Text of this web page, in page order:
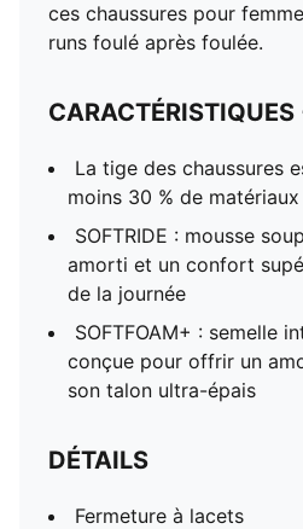
ces chaussures pour
runs foulé après foulée.
La tige des chaussures
moins 30 % de
SOFTRIDE : mousse
amorti et un confort
de la journée
SOFTFOAM+ : semelle
conçue pour offrir un
son talon ultra-épais
DÉTAILS
Fermeture à lacets